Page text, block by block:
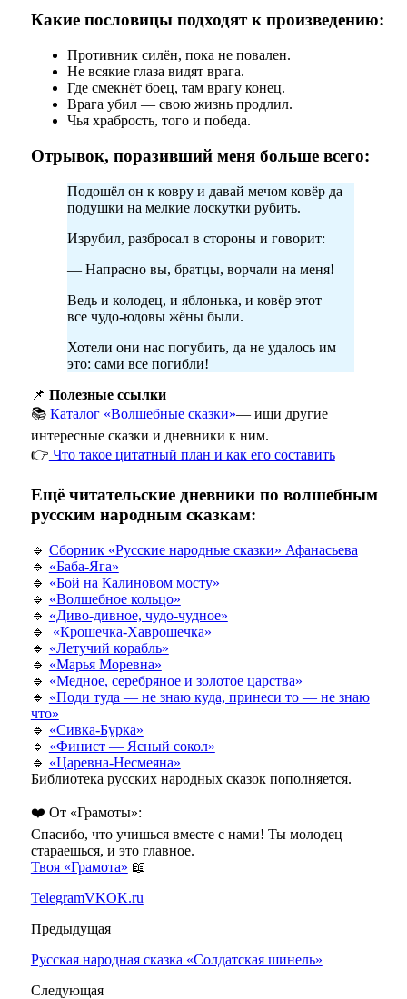
Какие пословицы подходят к произведению:
Противник силён, пока не повален.
Не всякие глаза видят врага.
Где смекнёт боец, там врагу конец.
Врага убил — свою жизнь продлил.
Чья храбрость, того и победа.
Отрывок, поразивший меня больше всего:
Подошёл он к ковру и давай мечом ковёр да
подушки на мелкие лоскутки рубить.
Изрубил, разбросал в стороны и говорит:
— Напрасно вы, братцы, ворчали на меня!
Ведь и колодец, и яблонька, и ковёр этот —
все чудо-юдовы жёны были.
Хотели они нас погубить, да не удалось им
это: сами все погибли!
📌 Полезные ссылки
📚 Каталог «Волшебные сказки»— ищи другие
интересные сказки и дневники к ним.
👉 Что такое цитатный план и как его составить
Ещё читательские дневники по волшебным
русским народным сказкам:
🔹 Сборник «Русские народные сказки» Афанасьева
🔹 «Баба-Яга»
🔹 «Бой на Калиновом мосту»
🔹 «Волшебное кольцо»
🔹 «Диво-дивное, чудо-чудное»
🔹
«Крошечка-Хаврошечка»
🔹 «Летучий корабль»
🔹 «Марья Моревна»
🔹 «Медное, серебряное и золотое царства»
🔹 «Поди туда — не знаю куда, принеси то — не знаю
что»
🔹 «Сивка-Бурка»
🔹 «Финист — Ясный сокол»
🔹 «Царевна-Несмеяна»
Библиотека русских народных сказок пополняется.
❤️ От «Грамоты»:
Спасибо, что учишься вместе с нами! Ты молодец —
стараешься, и это главное.
Твоя «Грамота» 📖
TelegramVKOK.ru
Предыдущая
Русская народная сказка «Солдатская шинель»
Следующая